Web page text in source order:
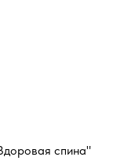
спина"